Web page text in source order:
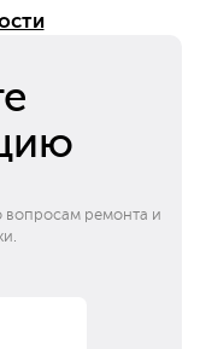
вопросам ремонта и